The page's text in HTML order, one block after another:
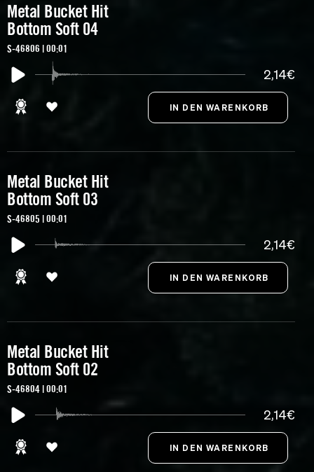
Metal Bucket Hit
Bottom Soft 04
S-46806 | 00:01
2,14€
Metal Bucket Hit
Bottom Soft 03
S-46805 | 00:01
2,14€
Metal Bucket Hit
Bottom Soft 02
S-46804 | 00:01
2,14€